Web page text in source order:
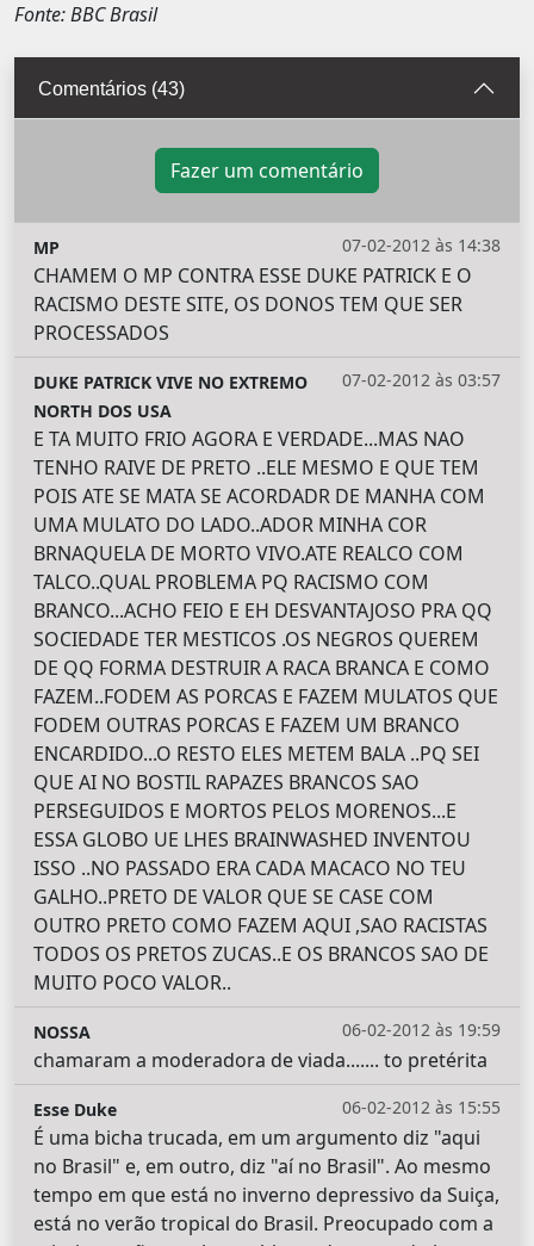
Fonte: BBC Brasil
Comentários (43)
Fazer um comentário
07-02-2012 às 14:38
MP
CHAMEM O MP CONTRA ESSE DUKE PATRICK E O
RACISMO DESTE SITE, OS DONOS TEM QUE SER
PROCESSADOS
07-02-2012 às 03:57
DUKE PATRICK VIVE NO EXTREMO
NORTH DOS USA
E TA MUITO FRIO AGORA E VERDADE...MAS NAO
TENHO RAIVE DE PRETO ..ELE MESMO E QUE TEM
POIS ATE SE MATA SE ACORDADR DE MANHA COM
UMA MULATO DO LADO..ADOR MINHA COR
BRNAQUELA DE MORTO VIVO.ATE REALCO COM
TALCO..QUAL PROBLEMA PQ RACISMO COM
BRANCO...ACHO FEIO E EH DESVANTAJOSO PRA QQ
SOCIEDADE TER MESTICOS .OS NEGROS QUEREM
DE QQ FORMA DESTRUIR A RACA BRANCA E COMO
FAZEM..FODEM AS PORCAS E FAZEM MULATOS QUE
FODEM OUTRAS PORCAS E FAZEM UM BRANCO
ENCARDIDO...O RESTO ELES METEM BALA ..PQ SEI
QUE AI NO BOSTIL RAPAZES BRANCOS SAO
PERSEGUIDOS E MORTOS PELOS MORENOS...E
ESSA GLOBO UE LHES BRAINWASHED INVENTOU
ISSO ..NO PASSADO ERA CADA MACACO NO TEU
GALHO..PRETO DE VALOR QUE SE CASE COM
OUTRO PRETO COMO FAZEM AQUI ,SAO RACISTAS
TODOS OS PRETOS ZUCAS..E OS BRANCOS SAO DE
MUITO POCO VALOR..
06-02-2012 às 19:59
NOSSA
chamaram a moderadora de viada....... to pretérita
06-02-2012 às 15:55
Esse Duke
É uma bicha trucada, em um argumento diz "aqui
no Brasil" e, em outro, diz "aí no Brasil". Ao mesmo
tempo em que está no inverno depressivo da Suiça,
está no verão tropical do Brasil. Preocupado com a